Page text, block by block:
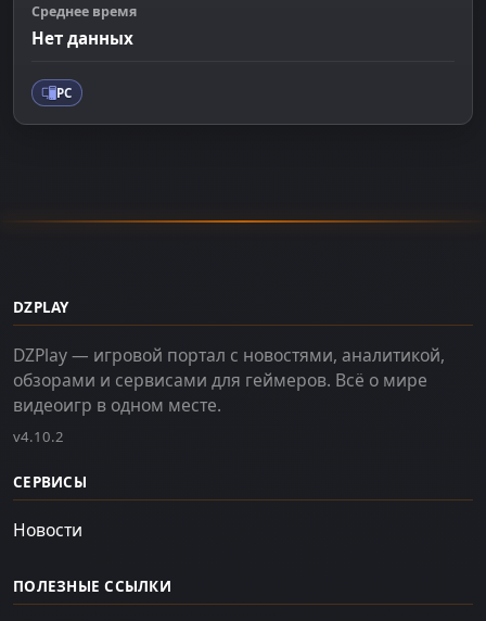
Среднее время
Нет данных
PC
DZPLAY
DZPlay — игровой портал с новостями, аналитикой,
обзорами и сервисами для геймеров. Всё о мире
видеоигр в одном месте.
v4.10.2
СЕРВИСЫ
Новости
ПОЛЕЗНЫЕ ССЫЛКИ